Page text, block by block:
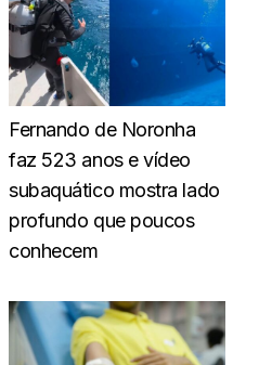
Fernando de Noronha
faz 523 anos e vídeo
subaquático mostra lado
profundo que poucos
conhecem